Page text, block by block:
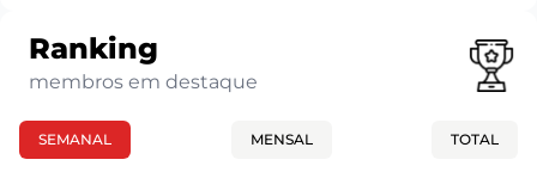
Ranking
membros em destaque
SEMANAL MENSAL TOTAL